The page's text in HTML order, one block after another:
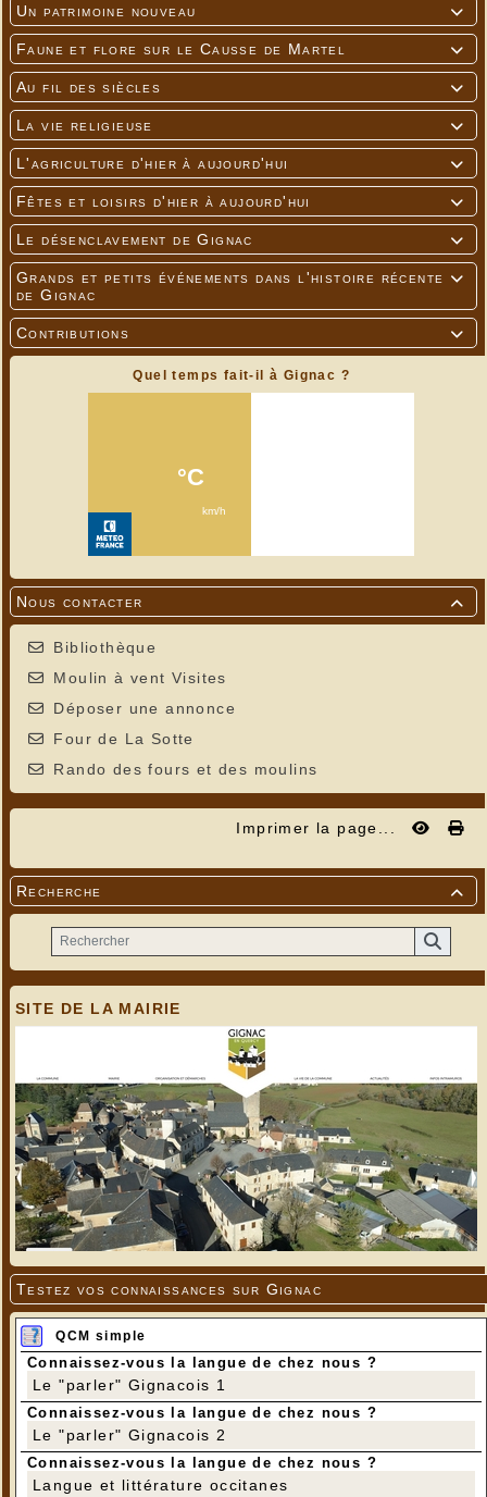

Un patrimoine nouveau

Faune et flore sur le Causse de Martel

Au fil des siècles

La vie religieuse

L'agriculture d'hier à aujourd'hui

Fêtes et loisirs d'hier à aujourd'hui

Le désenclavement de Gignac

Grands et petits événements dans l'histoire récente
de Gignac

Contributions
Quel temps fait-il à Gignac ?

Nous contacter
Bibliothèque
Moulin à vent Visites
Déposer une annonce
Four de La Sotte
Rando des fours et des moulins
Imprimer la page...

Recherche
SITE DE LA MAIRIE
Testez vos connaissances sur Gignac
QCM simple
Connaissez-vous la langue de chez nous ?
Le "parler" Gignacois 1
Connaissez-vous la langue de chez nous ?
Le "parler" Gignacois 2
Connaissez-vous la langue de chez nous ?
Langue et littérature occitanes